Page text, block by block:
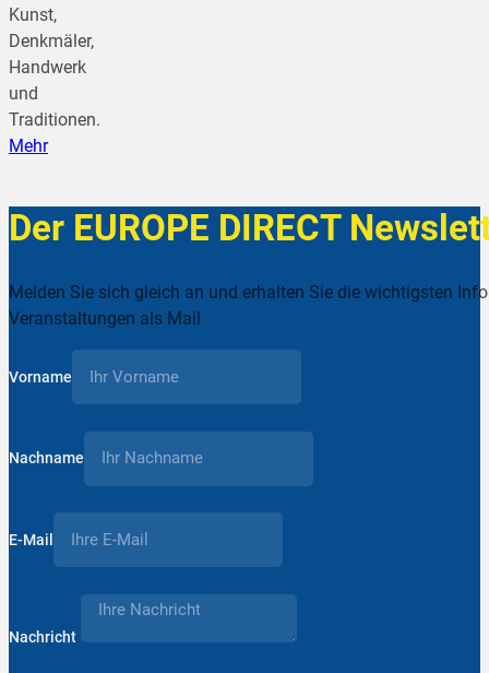
Kunst,
Denkmäler,
Handwerk
und
Traditionen.
Mehr
Der EUROPE DIRECT
Melden Sie sich gleich an und erhalten Sie die wichtigsten
Veranstaltungen als Mail
Vorname
Nachname
E-Mail
Nachricht